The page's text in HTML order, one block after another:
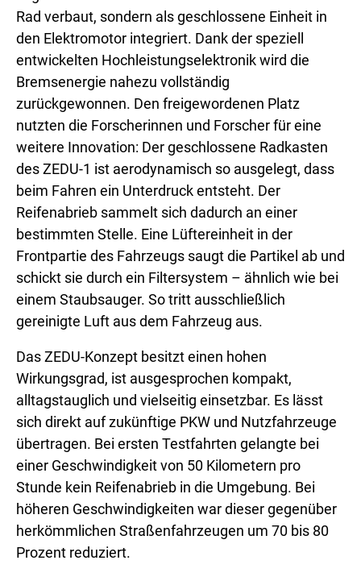
Rad verbaut, sondern als geschlossene Einheit in
den Elektromotor integriert. Dank der speziell
entwickelten Hochleistungselektronik wird die
Bremsenergie nahezu vollständig
zurückgewonnen. Den freigewordenen Platz
nutzten die Forscherinnen und Forscher für eine
weitere Innovation: Der geschlossene Radkasten
des ZEDU-1 ist aerodynamisch so ausgelegt, dass
beim Fahren ein Unterdruck entsteht. Der
Reifenabrieb sammelt sich dadurch an einer
bestimmten Stelle. Eine Lüftereinheit in der
Frontpartie des Fahrzeugs saugt die Partikel ab und
schickt sie durch ein Filtersystem – ähnlich wie bei
einem Staubsauger. So tritt ausschließlich
gereinigte Luft aus dem Fahrzeug aus.
Das ZEDU-Konzept besitzt einen hohen
Wirkungsgrad, ist ausgesprochen kompakt,
alltagstauglich und vielseitig einsetzbar. Es lässt
sich direkt auf zukünftige PKW und Nutzfahrzeuge
übertragen. Bei ersten Testfahrten gelangte bei
einer Geschwindigkeit von 50 Kilometern pro
Stunde kein Reifenabrieb in die Umgebung. Bei
höheren Geschwindigkeiten war dieser gegenüber
herkömmlichen Straßenfahrzeugen um 70 bis 80
Prozent reduziert.